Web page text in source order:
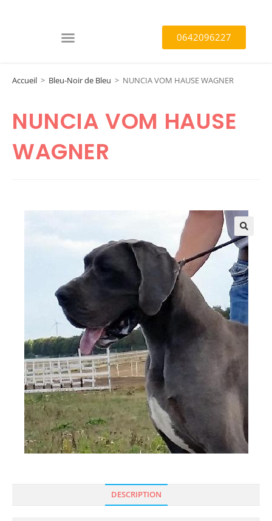
0642096227
Accueil > Bleu-Noir de Bleu > NUNCIA VOM HAUSE WAGNER
NUNCIA VOM HAUSE
WAGNER
🔍
DESCRIPTION